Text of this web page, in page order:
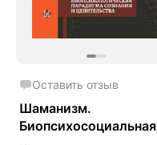
Оставить отзыв
Шаманизм.
Биопсихосоциальная